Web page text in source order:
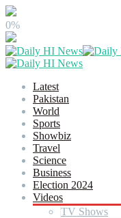
0%
Latest
Pakistan
World
Sports
Showbiz
Travel
Science
Business
Election 2024
Videos
TV Shows